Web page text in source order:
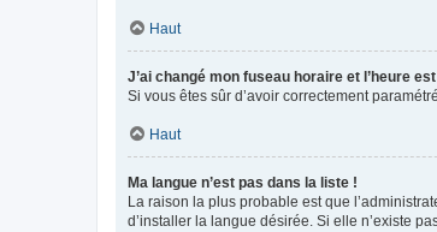
Haut
J’ai changé mon fuseau horaire et l’heure
Si vous êtes sûr d’avoir correctement
Haut
Ma langue n’est pas dans la liste !
La raison la plus probable est que
d’installer la langue désirée. Si elle n’existe